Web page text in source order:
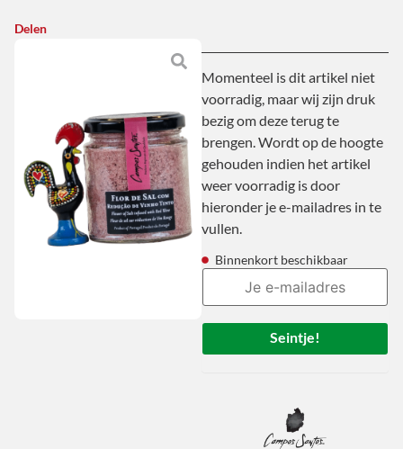
Delen
Momenteel is dit artikel niet
voorradig, maar wij zijn druk
bezig om deze terug te
brengen. Wordt op de hoogte
gehouden indien het artikel
weer voorradig is door
hieronder je e-mailadres in te
vullen.
Binnenkort beschikbaar
Seintje!